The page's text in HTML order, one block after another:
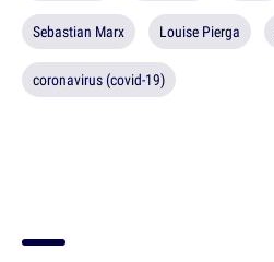
Sebastian Marx Louise Pierga
coronavirus (covid-19)